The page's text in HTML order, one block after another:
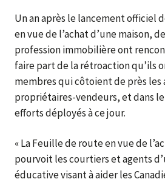
Un an après le lancement officiel
en vue de l’achat d’une maison,
profession immobilière ont
faire part de la rétroaction qu’ils
membres qui côtoient de près
propriétaires-vendeurs, et dans
efforts déployés à ce jour.
« La Feuille de route en vue de
pourvoit les courtiers et agents
éducative visant à aider les